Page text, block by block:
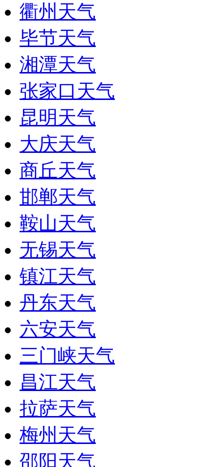
衢州天气
毕节天气
湘潭天气
张家口天气
昆明天气
大庆天气
商丘天气
邯郸天气
鞍山天气
无锡天气
镇江天气
丹东天气
六安天气
三门峡天气
昌江天气
拉萨天气
梅州天气
邵阳天气